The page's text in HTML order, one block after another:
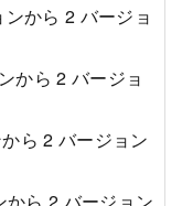
から 2 バージョ
から 2 バージョ
ら 2 バージョン